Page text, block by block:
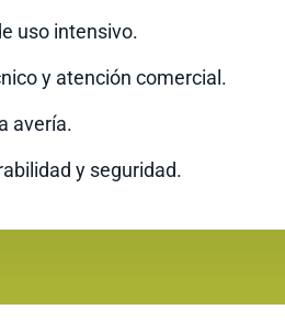
uso intensivo.
y atención comercial.
avería.
y seguridad.